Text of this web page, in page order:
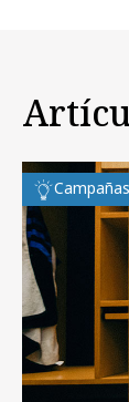
Campañas